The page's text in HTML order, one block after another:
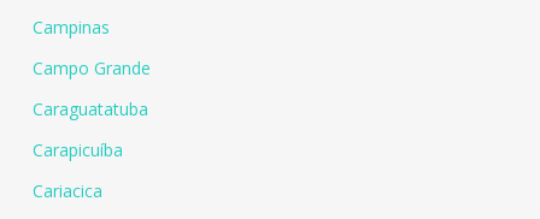
Campinas
Campo Grande
Caraguatatuba
Carapicuíba
Cariacica